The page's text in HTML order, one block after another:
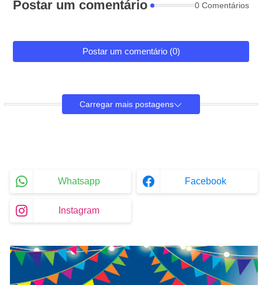
Postar um comentário 0 Comentários
Postar um comentário (0)
Carregar mais postagens
Whatsapp Facebook
Instagram